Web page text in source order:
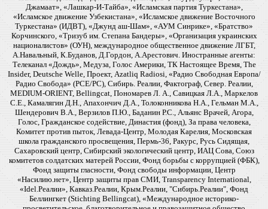
Джамаат», «Лашкар-И-Тайба», «Исламская партия Туркестана»,
«Исламское движение Узбекистана», «Исламское движение Восточного
Туркестана» (ИДВТ), «Джунд аш-Шам», «АУМ Синрике», «Братство»
Корчинского, «Тризуб им. Степана Бандеры», «Организация украинских
националистов» (ОУН), международное общественное движение ЛГБТ,
А.Навальный, К.Буданов, Д.Гордон, А.Арестович. Иностранные агенты:
Телеканал «Дождь», Медуза, Голос Америки, ТК Настоящее Время, The
Insider, Deutsche Welle, Проект, Azatliq Radiosi, «Радио Свободная Европа/
Радио Свобода» (PCE/PC), Сибирь. Реалии, Фактограф, Север. Реалии,
MEDIUM-ORIENT, Bellingcat, Пономарев Л. А., Савицкая Л.А., Маркелов
С.Е., Камалягин Д.Н., Апахончич Д.А., Толоконникова Н.А., Гельман М.А.,
Шендерович В.А., Верзилов П.Ю., Баданин Р.С., Альянс Врачей, Агора,
Голос, Гражданское содействие, Династия (фонд), За права человека,
Комитет против пыток, Левада-Центр, Молодая Карелия, Московская
школа гражданского просвещения, Пермь-36, Ракурс, Русь Сидящая,
Сахаровский центр, Сибирский экологический центр, ИАЦ Сова, Союз
комитетов солдатских матерей России, Фонд борьбы с коррупцией (ФБК),
Фонд защиты гласности, Фонд свободы информации, Центр
«Насилию.нет», Центр защиты прав СМИ, Transparency International,
«Idel.Реалии», Кавказ.Реалии, Крым.Реалии, "Сибирь.Реалии", Фонд
Беллингкет (Stichting Bellingcat), «Международное историко-